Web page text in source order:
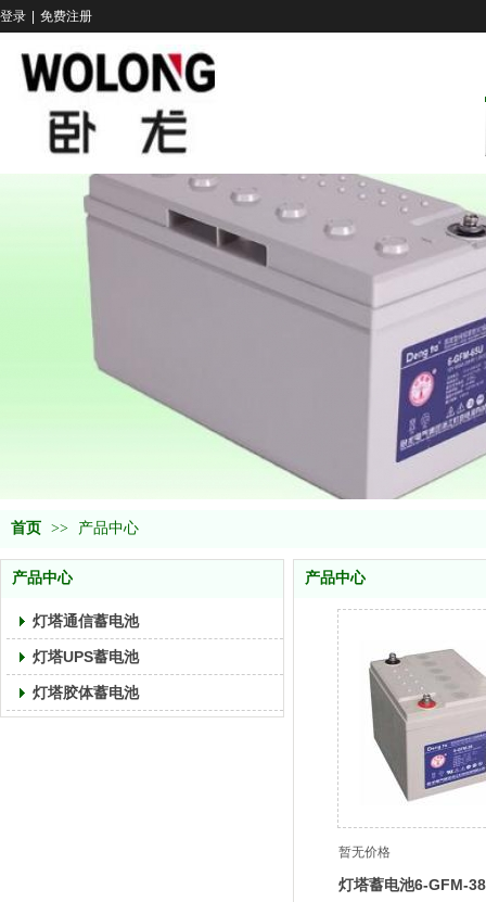
登录 免费注册
首页 >> 产品中心
产品中心
灯塔通信蓄电池
灯塔UPS蓄电池
灯塔胶体蓄电池
产品中心
暂无价格
灯塔蓄电池6-GFM-